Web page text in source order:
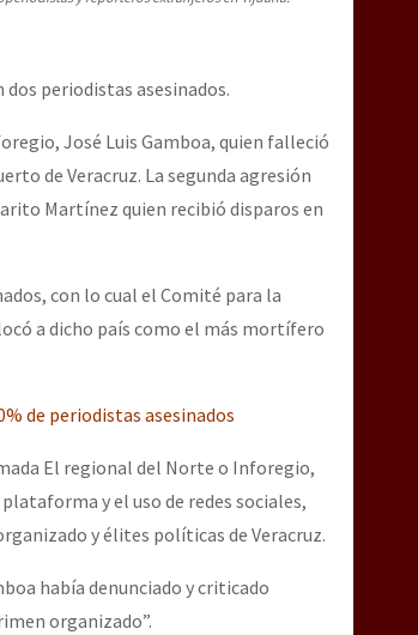
Galindo y el alto a la guerra contra el CIPOG-EZ
a justiça e a dignidade
dos periodistas asesinados.
José Luis Gamboa, quien falleció
de Veracruz. La segunda agresión
Martínez quien recibió disparos en
con lo cual el Comité para la
a dicho país como el más mortífero
de periodistas asesinados
El regional del Norte o Inforegio,
y el uso de redes sociales,
y élites políticas de Veracruz.
había denunciado y criticado
organizado”.